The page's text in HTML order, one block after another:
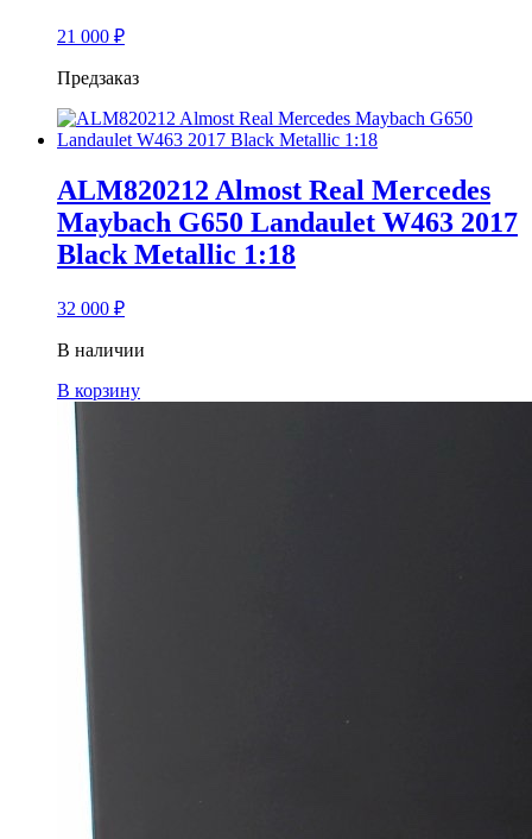
21 000 ₽
Предзаказ
ALM820212 Almost Real Mercedes
Maybach G650 Landaulet W463 2017
Black Metallic 1:18
32 000 ₽
В наличии
В корзину